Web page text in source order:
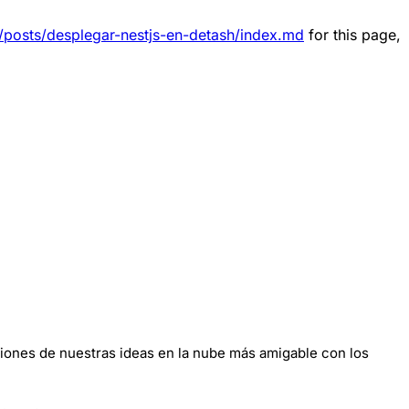
desplegar-nestjs-en-detash/index.md for this page,
de nuestras ideas en la nube más amigable con los